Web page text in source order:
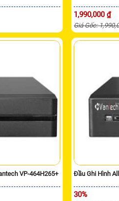
1,990,000 ₫
Giá Gốc:
VP-464H265+ Đầu Ghi Hình
30%